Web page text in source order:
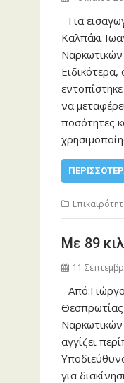
Για
Καλπάκι
να
ποσότητες
Με 89
11
Θεσπρωτίας
αγγίζει
για